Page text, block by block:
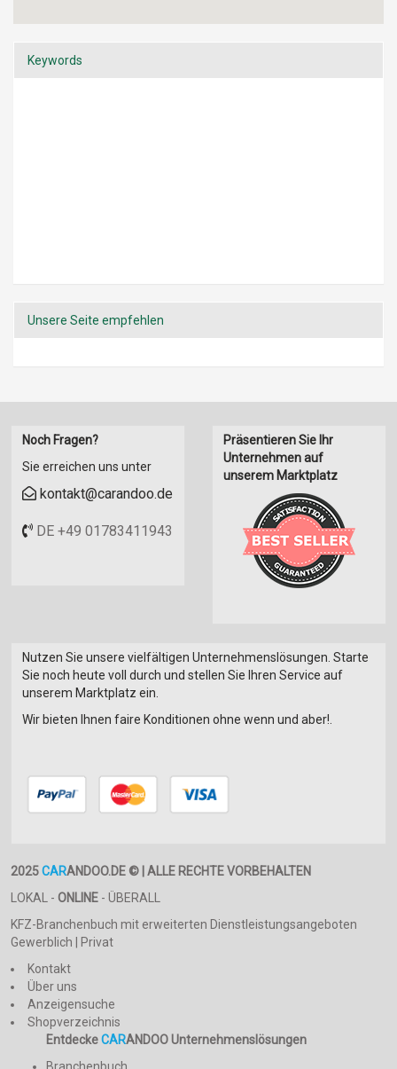
Keywords
Unsere Seite empfehlen
Noch Fragen?
Sie erreichen uns unter
kontakt@carandoo.de
DE +49 01783411943
Präsentieren Sie Ihr
Unternehmen auf
unserem Marktplatz
Nutzen Sie unsere vielfältigen Unternehmenslösungen. Starte
Sie noch heute voll durch und stellen Sie Ihren Service auf
unserem Marktplatz ein.
Wir bieten Ihnen faire Konditionen ohne wenn und aber!.
2025CARANDOO.DE © | ALLE RECHTE VORBEHALTEN
LOKAL - ONLINE - ÜBERALL
KFZ-Branchenbuch mit erweiterten Dienstleistungsangeboten
Gewerblich | Privat
Kontakt
Über uns
Anzeigensuche
Shopverzeichnis
EntdeckeCARANDOO Unternehmenslösungen
Branchenbuch